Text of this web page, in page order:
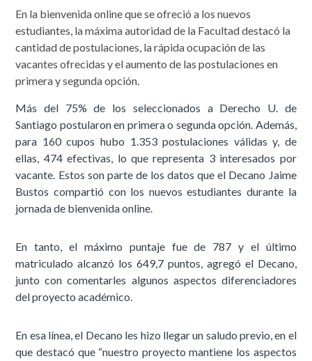
En la bienvenida online que se ofreció a los nuevos
estudiantes, la máxima autoridad de la Facultad destacó la
cantidad de postulaciones, la rápida ocupación de las
vacantes ofrecidas y el aumento de las postulaciones en
primera y segunda opción.
Más del 75% de los seleccionados a Derecho U. de
Santiago postularon en primera o segunda opción. Además,
para 160 cupos hubo 1.353 postulaciones válidas y, de
ellas, 474 efectivas, lo que representa 3 interesados por
vacante. Estos son parte de los datos que el Decano Jaime
Bustos compartió con los nuevos estudiantes durante la
jornada de bienvenida online.
En tanto, el máximo puntaje fue de 787 y el último
matriculado alcanzó los 649,7 puntos, agregó el Decano,
junto con comentarles algunos aspectos diferenciadores
del proyecto académico.
En esa línea, el Decano les hizo llegar un saludo previo, en el
que destacó que “nuestro proyecto mantiene los aspectos